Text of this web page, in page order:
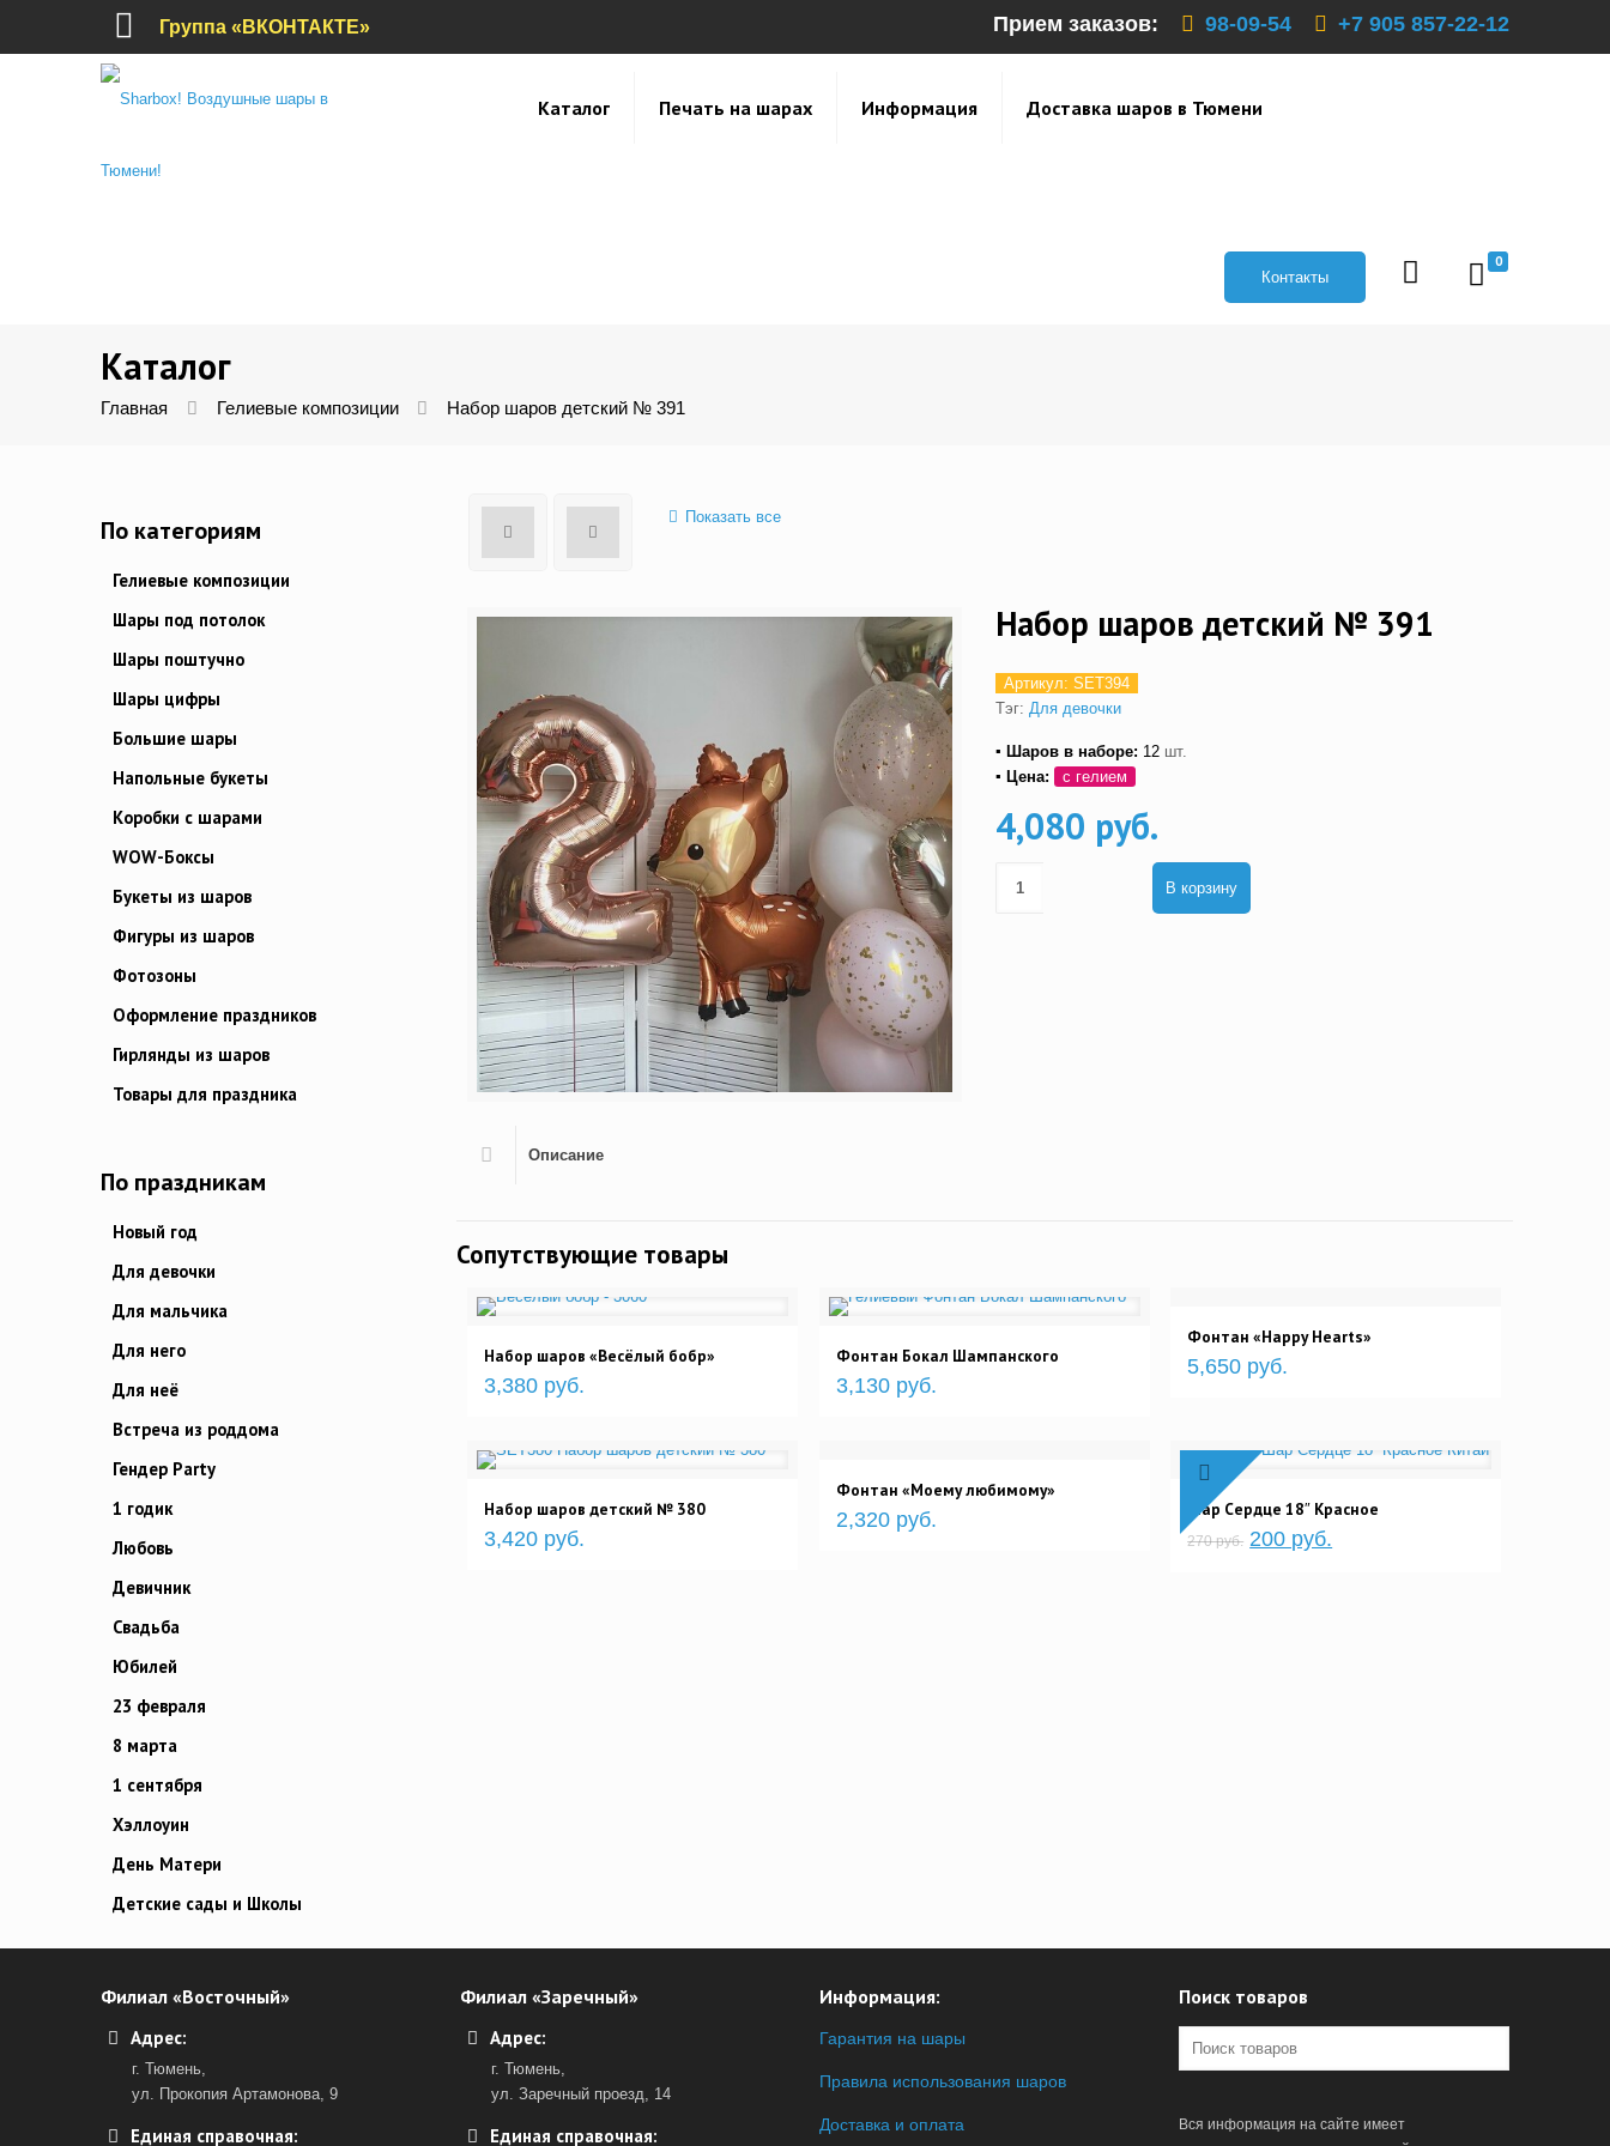
Прием заказов: 98-09-54 +7 905 857-22-12
Группа «ВКОНТАКТЕ»
Каталог Печать на шарах Информация Доставка шаров в Тюмени
0
Контакты
Каталог
Главная Гелиевые композиции Набор шаров детский № 391
Показать все
Набор шаров детский № 391
Артикул: SET394
Тэг: Для девочки
▪ Шаров в наборе: 12 шт.
▪ Цена:
с гелием
4,080 руб.
В корзину
Описание
Сопутствующие товары
Набор шаров «Весёлый бобр»
3,380 руб.
Фонтан Бокал Шампанского
3,130 руб.
Фонтан «Happy Hearts»
5,650 руб.
Набор шаров детский № 380
3,420 руб.
Фонтан «Моему любимому»
2,320 руб. Шар Сердце 18″ Красное
270 руб. 200 руб.
По категориям
Гелиевые композиции
Шары под потолок
Шары поштучно
Шары цифры
Большие шары
Напольные букеты
Коробки с шарами
WOW-Боксы
Букеты из шаров
Фигуры из шаров
Фотозоны
Оформление праздников
Гирлянды из шаров
Товары для праздника
По праздникам
Новый год
Для девочки
Для мальчика
Для него
Для неё
Встреча из роддома
Гендер Party
1 годик
Любовь
Девичник
Свадьба
Юбилей
23 февраля
8 марта
1 сентября
Хэллоуин
День Матери
Детские сады и Школы
Филиал «Восточный»
Адрес:
г. Тюмень,
ул. Прокопия Артамонова, 9
Единая справочная:
Филиал «Заречный»
Адрес:
г. Тюмень,
ул. Заречный проезд, 14
Единая справочная:
Информация:
Гарантия на шары
Правила использования шаров
Доставка и оплата
Поиск товаров
Вся информация на сайте имеет